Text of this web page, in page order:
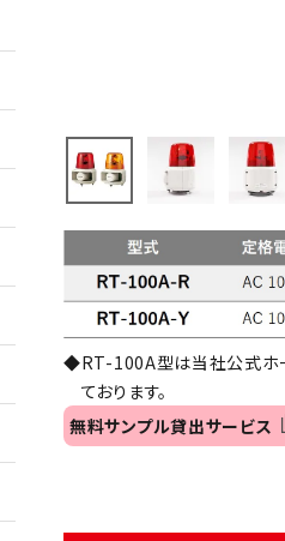
◆RT-100A型は当社公式ホ
ております。
無料サンプル貸出サービス